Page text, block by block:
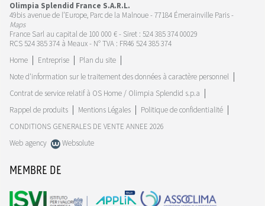
Olimpia Splendid France S.A.R.L.
49bis avenue de l’Europe, Parc de la Malnoue - 77184 Émerainville Paris -
Maps
France Sarl au capital de 100 000 € - Siret : 524 385 374 00029
RCS 524 385 374 à Meaux - N° TVA : FR46 524 385 374
Home
Entreprise
Plan du site
Note d'information sur le traitement des données à caractère personnel
Contrat de service relatif à OS Home / Olimpia Splendid s.p.a
Rappel de produits
Mentions Légales
Politique de confidentialité
CONDITIONS GENERALES DE VENTE ANNEE 2026
Web agency
Websolute
MEMBRE DE